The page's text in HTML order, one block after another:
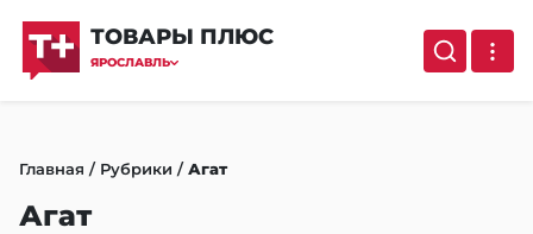
ТОВАРЫ ПЛЮС
ЯРОСЛАВЛЬ
Главная / Рубрики /Агат
Агат